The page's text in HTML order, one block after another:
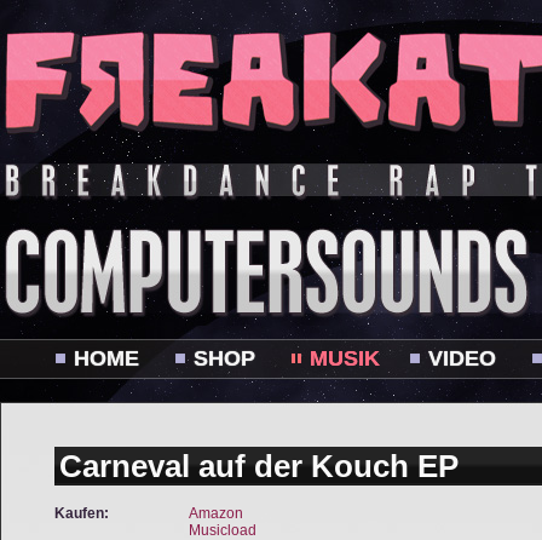
HOME SHOP MUSIK VIDEO
Carneval auf der Kouch EP
Kaufen:
Amazon
Musicload